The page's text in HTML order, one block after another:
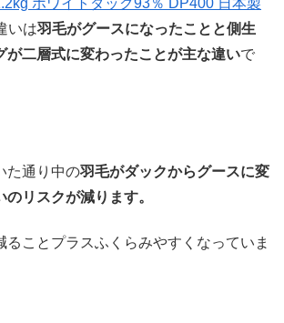
ホワイトダック93％ DP400 日本製
いは羽毛がグースになったことと側生
が二層式に変わったことが主な違いで
た通り中の羽毛がダックからグースに変
リスクが減ります。
ることプラスふくらみやすくなっていま